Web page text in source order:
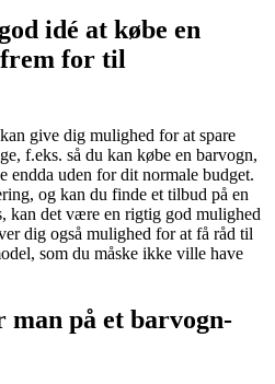
idé at købe en
for til
give dig mulighed for at spare
f.eks. så du kan købe en barvogn,
endda uden for dit normale budget.
og kan du finde et tilbud på en
kan det være en rigtig god mulighed
dig også mulighed for at få råd til
som du måske ikke ville have
man på et barvogn-